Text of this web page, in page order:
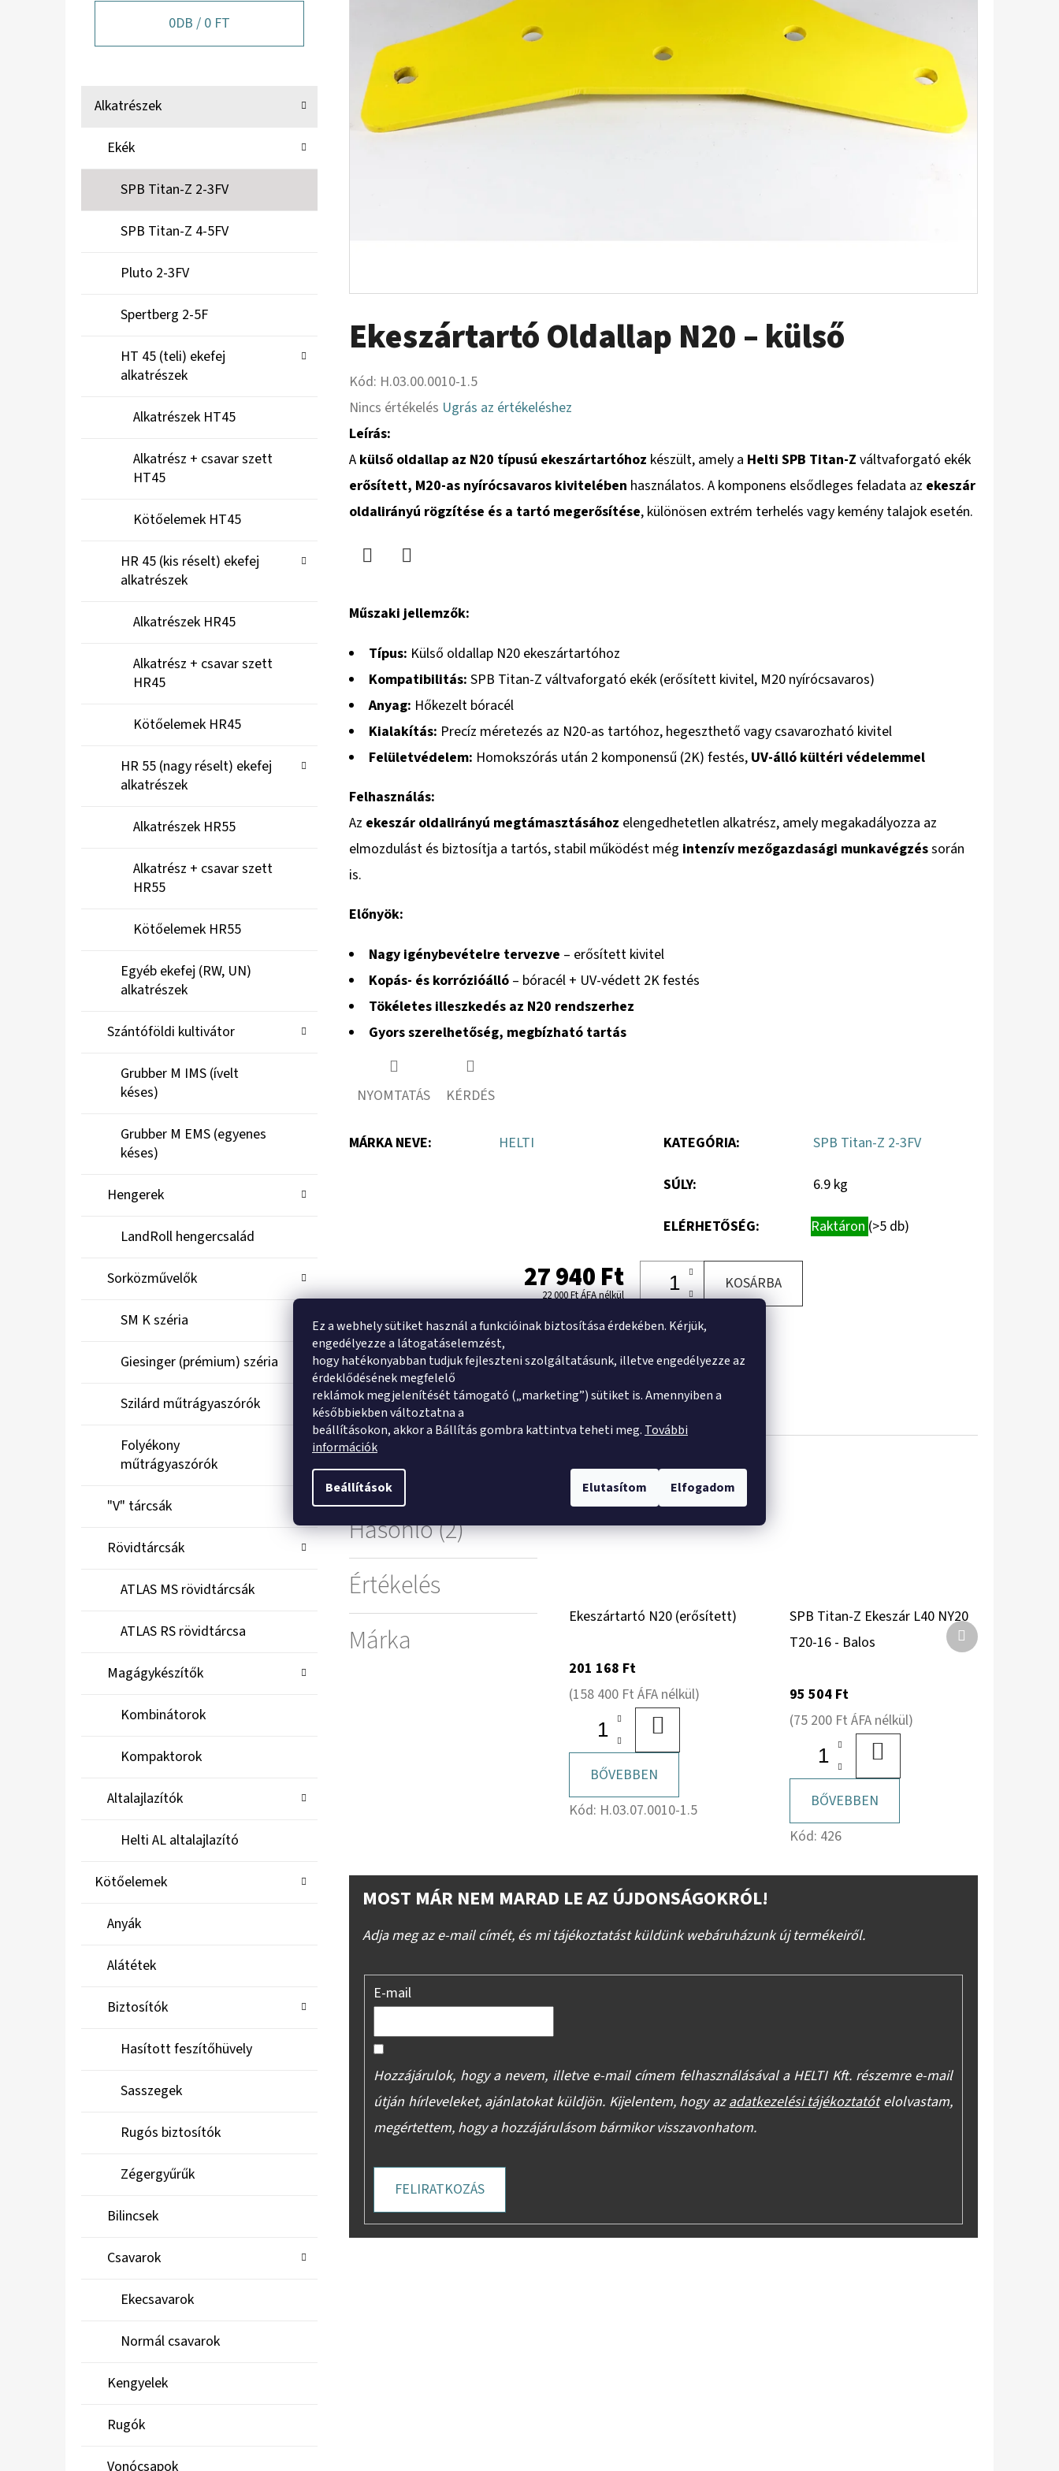
Ez a webhely sütiket használ a funkcióinak biztosítása érdekében. Kérjük,
engedélyezze a látogatáselemzést,
hogy hatékonyabban tudjuk fejleszteni szolgáltatásunk, illetve engedélyezze az
érdeklődésének megfelelő
reklámok megjelenítését támogató („marketing”) sütiket is. Amennyiben a
későbbiekben változtatna a
beállításokon, akkor a Bállítás gombra kattintva teheti meg. További
információk
Beállítások Elutasítom Elfogadom
0DB / 0 FT
Kategóriák
G
R
Alkatrészek
Ekék
SPB Titan-Z 2-3FV
SPB Titan-Z 4-5FV
Pluto 2-3FV
Spertberg 2-5F
HT 45 (teli) ekefej
alkatrészek
Alkatrészek HT45
Alkatrész + csavar szett
HT45
Kötőelemek HT45
HR 45 (kis réselt) ekefej
alkatrészek
Alkatrészek HR45
Alkatrész + csavar szett
HR45
Kötőelemek HR45
HR 55 (nagy réselt) ekefej
alkatrészek
Alkatrészek HR55
Alkatrész + csavar szett
HR55
Kötőelemek HR55
Egyéb ekefej (RW, UN)
alkatrészek
Szántóföldi kultivátor
Grubber M IMS (ívelt
késes)
Grubber M EMS (egyenes
késes)
Hengerek
LandRoll hengercsalád
Sorközművelők
SM K széria
Giesinger (prémium) széria
Szilárd műtrágyaszórók
Folyékony
műtrágyaszórók
"V" tárcsák
Rövidtárcsák
ATLAS MS rövidtárcsák
ATLAS RS rövidtárcsa
Magágykészítők
Kombinátorok
Kompaktorok
Altalajlazítók
Helti AL altalajlazító
Kötőelemek
Anyák
Alátétek
Biztosítók
Hasított feszítőhüvely
Sasszegek
Rugós biztosítók
Zégergyűrűk
Bilincsek
Csavarok
Ekecsavarok
Normál csavarok
Kengyelek
Rugók
Vonócsapok
Ekeszártartó Oldallap N20 – külső
Kód: H.03.00.0010-1.5
A
termék
átlagos
értékelése
5-
0,0
Nincs értékelés Ugrás az értékeléshez
Leírás:
A külső oldallap az N20 típusú ekeszártartóhoz készült, amely a Helti SPB Titan-Z váltvaforgató ekék
erősített, M20-as nyírócsavaros kivitelében használatos. A komponens elsődleges feladata az ekeszár
oldalirányú rögzítése és a tartó megerősítése, különösen extrém terhelés vagy kemény talajok esetén.
Műszaki jellemzők:
Típus: Külső oldallap N20 ekeszártartóhoz
Kompatibilitás: SPB Titan-Z váltvaforgató ekék (erősített kivitel, M20 nyírócsavaros)
Anyag: Hőkezelt bóracél
Kialakítás: Precíz méretezés az N20-as tartóhoz, hegeszthető vagy csavarozható kivitel
Felületvédelem: Homokszórás után 2 komponensű (2K) festés, UV-álló kültéri védelemmel
Felhasználás:
Az ekeszár oldalirányú megtámasztásához elengedhetetlen alkatrész, amely megakadályozza az
elmozdulást és biztosítja a tartós, stabil működést még intenzív mezőgazdasági munkavégzéssorán
is.
Előnyök:
Nagy igénybevételre tervezve – erősített kivitel
Kopás- és korrózióálló – bóracél + UV-védett 2K festés
Tökéletes illeszkedés az N20 rendszerhez
Gyors szerelhetőség, megbízható tartás
NYOMTATÁS KÉRDÉS
MÁRKA NEVE: HELTI KATEGÓRIA: SPB Titan-Z 2-3FV
SÚLY: 6.9 kg
ELÉRHETŐSÉG: Raktáron (>5 db)
27 940 Ft
22 000 Ft ÁFA nélkül
KOSÁRBA
Kiszállítási idő 1-3 munkanap
Az ország bármely területére
Kapcsolódó (5)
Hasonló (2)
Értékelés
Márka
Ekeszártartó N20 (erősített)
201 168 Ft
(158 400 Ft ÁFA nélkül)
BŐVEBBEN
Kód: H.03.07.0010-1.5
SPB Titan-Z Ekeszár L40 NY20
T20-16 - Balos
95 504 Ft
(75 200 Ft ÁFA nélkül)
BŐVEBBEN
Kód: 426
Következő
termék
MOST MÁR NEM MARAD LE AZ ÚJDONSÁGOKRÓL!
Adja meg az e-mail címét, és mi tájékoztatást küldünk webáruházunk új termékeiről.
E-mail
Hozzájárulok, hogy a nevem, illetve e-mail címem felhasználásával a HELTI Kft. részemre e-mail
útján hírleveleket, ajánlatokat küldjön. Kijelentem, hogy azadatkezelési tájékoztatót elolvastam,
megértettem, hogy a hozzájárulásom bármikor visszavonhatom.
FELIRATKOZÁS